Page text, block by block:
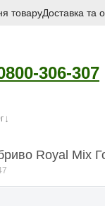
товаруДоставка та
306-307
Royal Mix